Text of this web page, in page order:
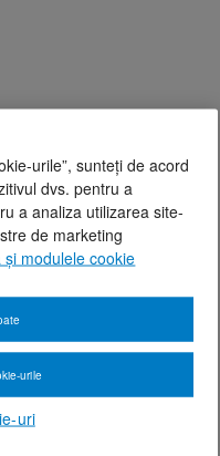
urile”, sunteți de acord
dvs. pentru a
a analiza utilizarea site-
de marketing
modulele cookie
uri
urile